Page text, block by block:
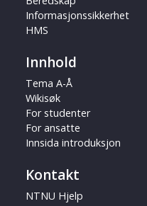
Informasjonssikkerhet
HMS
Innhold
Tema A-Å
Wikisøk
For studenter
For ansatte
Innsida introduksjon
Kontakt
NTNU Hjelp